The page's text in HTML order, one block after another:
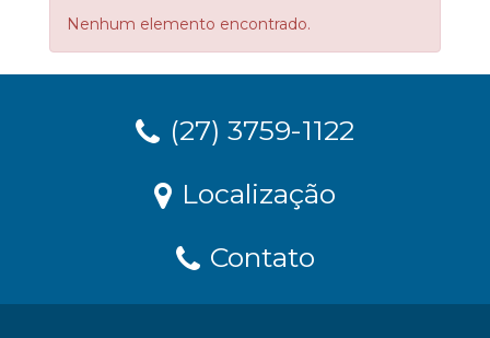
Nenhum elemento encontrado.
(27) 3759-1122
Localização
Contato